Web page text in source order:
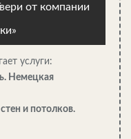
высокой.
от компании
услуги:
Немецкая
и потолков.